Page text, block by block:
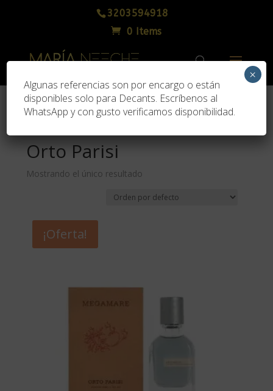
3203594918
0 Items
Orto Parisi
Mostrando el único resultado
¡Oferta!
Algunas referencias son por encargo o están
disponibles solo para Decants. Escríbenos al
WhatsApp y con gusto verificamos disponibilidad.
×